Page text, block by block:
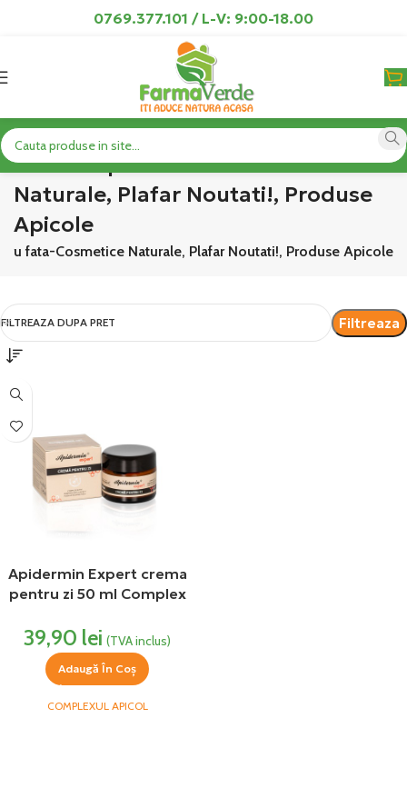
0769.377.101 / L-V: 9:00-18.00
Produse pentru fata-Cosmetice
Naturale, Plafar Noutati!, Produse
Apicole
fata-Cosmetice Naturale, Plafar Noutati!, Produse Apicole
FILTREAZA DUPA PRET Filtreaza
Apidermin Expert crema
pentru zi 50 ml Complex
39,90 lei (TVA inclus)
Adaugă În Coș
COMPLEXUL APICOL